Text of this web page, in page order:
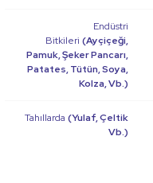
Endüstri
Bitkileri (Ayçiçeği,
Pamuk, Şeker Pancarı,
Patates, Tütün, Soya,
Kolza, Vb.)
Tahıllarda (Yulaf, Çeltik
Vb.)